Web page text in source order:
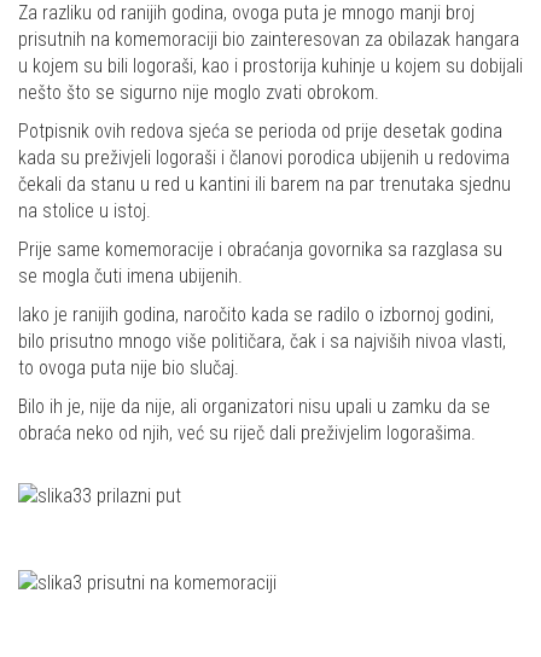
Za razliku od ranijih godina, ovoga puta je mnogo manji broj
prisutnih na komemoraciji bio zainteresovan za obilazak hangara
u kojem su bili logoraši, kao i prostorija kuhinje u kojem su dobijali
nešto što se sigurno nije moglo zvati obrokom.
Potpisnik ovih redova sjeća se perioda od prije desetak godina
kada su preživjeli logoraši i članovi porodica ubijenih u redovima
čekali da stanu u red u kantini ili barem na par trenutaka sjednu
na stolice u istoj.
Prije same komemoracije i obraćanja govornika sa razglasa su
se mogla čuti imena ubijenih.
Iako je ranijih godina, naročito kada se radilo o izbornoj godini,
bilo prisutno mnogo više političara, čak i sa najviših nivoa vlasti,
to ovoga puta nije bio slučaj.
Bilo ih je, nije da nije, ali organizatori nisu upali u zamku da se
obraća neko od njih, već su riječ dali preživjelim logorašima.